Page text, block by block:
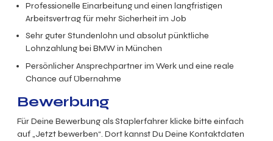
Professionelle Einarbeitung und einen langfristigen
Arbeitsvertrag für mehr Sicherheit im Job
Sehr guter Stundenlohn und absolut pünktliche
Lohnzahlung bei BMW in München
Persönlicher Ansprechpartner im Werk und eine reale
Chance auf Übernahme
Bewerbung
Für Deine Bewerbung als Staplerfahrer klicke bitte einfach
auf „Jetzt bewerben“. Dort kannst Du Deine Kontaktdaten